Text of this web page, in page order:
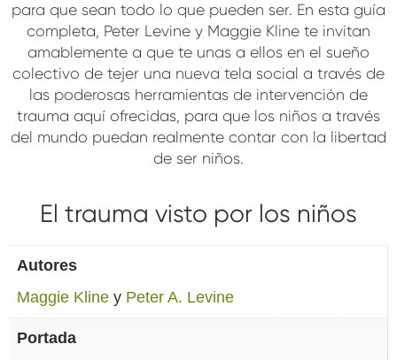
para que sean todo lo que pueden ser. En esta guía
completa, Peter Levine y Maggie Kline te invitan
amablemente a que te unas a ellos en el sueño
colectivo de tejer una nueva tela social a través de
las poderosas herramientas de intervención de
trauma aquí ofrecidas, para que los niños a través
del mundo puedan realmente contar con la libertad
de ser niños.
El trauma visto por los niños
Autores
Maggie Kline y Peter A. Levine
Portada